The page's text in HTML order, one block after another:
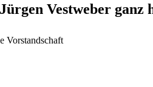
Vestweber ganz
Vorstandschaft